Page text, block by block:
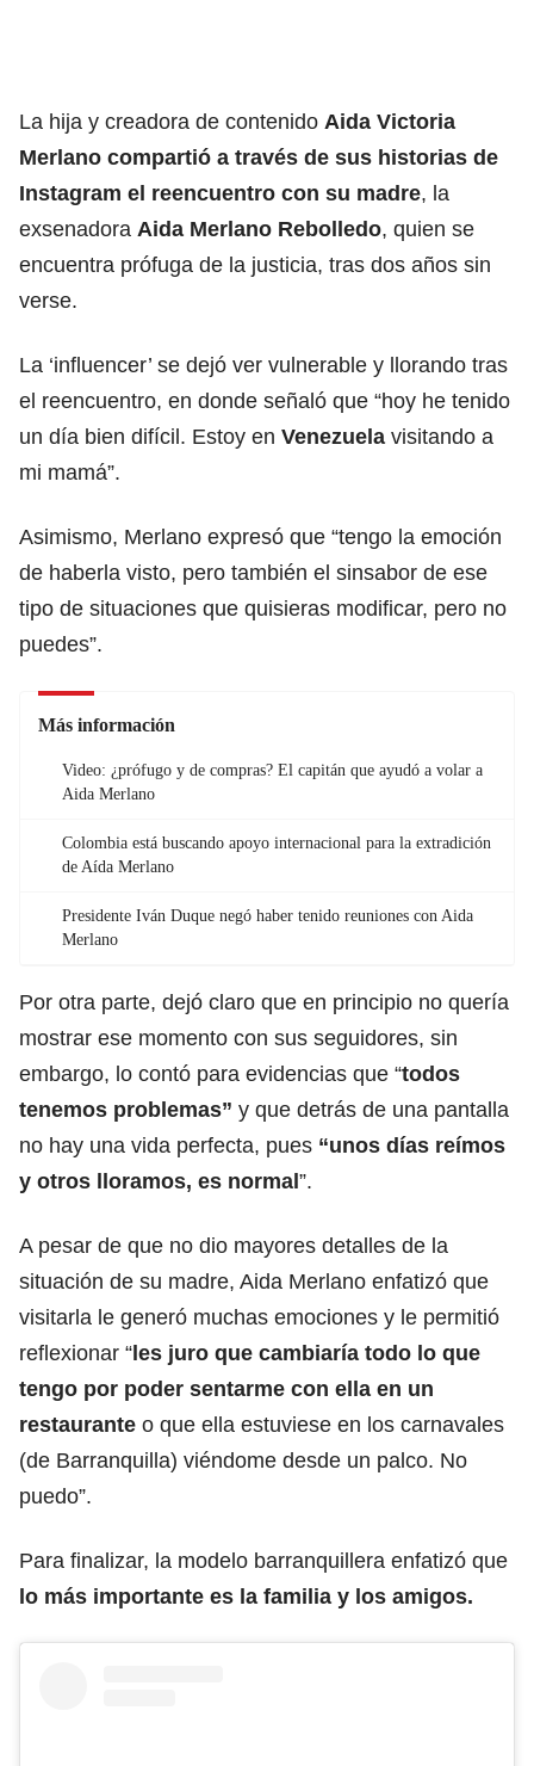
La hija y creadora de contenido Aida Victoria
Merlano compartió a través de sus historias de
Instagram el reencuentro con su madre, la
exsenadora Aida Merlano Rebolledo, quien se
encuentra prófuga de la justicia, tras dos años sin
verse.
La ‘influencer’ se dejó ver vulnerable y llorando tras
el reencuentro, en donde señaló que “hoy he tenido
un día bien difícil. Estoy en Venezuela visitando a
mi mamá”.
Asimismo, Merlano expresó que “tengo la emoción
de haberla visto, pero también el sinsabor de ese
tipo de situaciones que quisieras modificar, pero no
puedes”.
Más información
Video: ¿prófugo y de compras? El capitán que ayudó a volar a
Aida Merlano
Colombia está buscando apoyo internacional para la extradición
de Aída Merlano
Presidente Iván Duque negó haber tenido reuniones con Aida
Merlano
Por otra parte, dejó claro que en principio no quería
mostrar ese momento con sus seguidores, sin
embargo, lo contó para evidencias que “todos
tenemos problemas” y que detrás de una pantalla
no hay una vida perfecta, pues “unos días reímos
y otros lloramos, es normal”.
A pesar de que no dio mayores detalles de la
situación de su madre, Aida Merlano enfatizó que
visitarla le generó muchas emociones y le permitió
reflexionar “les juro que cambiaría todo lo que
tengo por poder sentarme con ella en un
restaurante o que ella estuviese en los carnavales
(de Barranquilla) viéndome desde un palco. No
puedo”.
Para finalizar, la modelo barranquillera enfatizó que
lo más importante es la familia y los amigos.